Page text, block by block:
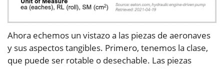
Ahora echemos un vistazo a las piezas de aeronaves
y sus aspectos tangibles. Primero, tenemos la clase,
que puede ser rotable o desechable. Las piezas